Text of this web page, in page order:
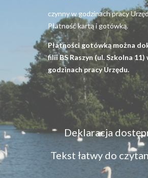
czynny w godzinach pracy
Płatność kartą i gotówką.
Płatności gotówką można
filii BS Raszyn (ul. Szkolna 11)
godzinach pracy Urzędu.
Menu
dostępność
Deklaracja
Tekst łatwy do